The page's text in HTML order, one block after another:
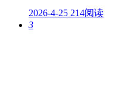
2026-4-25 214阅读
3